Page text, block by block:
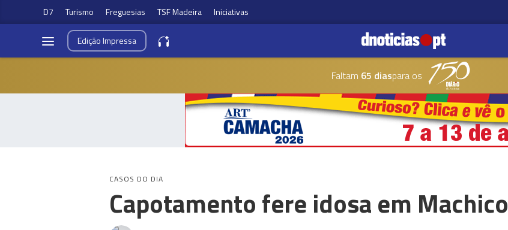
D7 Turismo Freguesias TSF Madeira Iniciativas
EdiçãoImpressa
Faltam 65 diaspara os
CASOS DO DIA
Capotamento fere idosa em Machico